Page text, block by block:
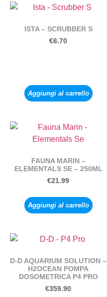
ISTA – SCRUBBER S
€6.70
Aggiungi al carrello
FAUNA MARIN –
ELEMENTALS SE – 250ML
€21.99
Aggiungi al carrello
D-D AQUARIUM SOLUTION –
H2OCEAN POMPA
DOSOMETRICA P4 PRO
€359.90